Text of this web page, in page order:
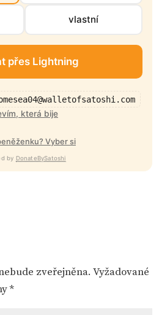
vlastní
přes Lightning
která bije
Vyber si
by DonateBySatoshi
zveřejněna. Vyžadované
*